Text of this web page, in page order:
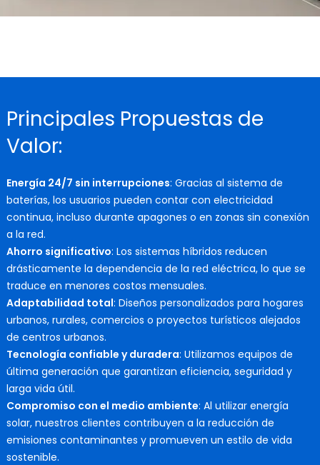
Principales Propuestas de
Valor:
Energía 24/7 sin interrupciones: Gracias al sistema de
baterías, los usuarios pueden contar con electricidad
continua, incluso durante apagones o en zonas sin conexión
a la red.
Ahorro significativo: Los sistemas híbridos reducen
drásticamente la dependencia de la red eléctrica, lo que se
traduce en menores costos mensuales.
Adaptabilidad total: Diseños personalizados para hogares
urbanos, rurales, comercios o proyectos turísticos alejados
de centros urbanos.
Tecnología confiable y duradera: Utilizamos equipos de
última generación que garantizan eficiencia, seguridad y
larga vida útil.
Compromiso con el medio ambiente: Al utilizar energía
solar, nuestros clientes contribuyen a la reducción de
emisiones contaminantes y promueven un estilo de vida
sostenible.